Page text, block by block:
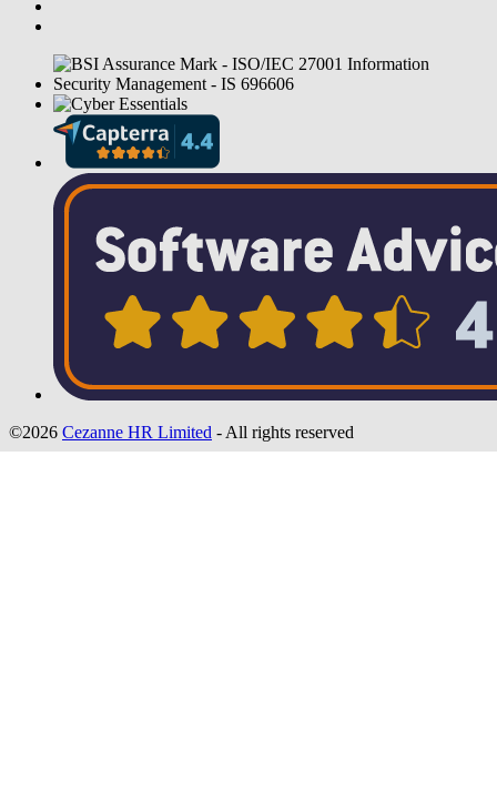
©2026 Cezanne HR Limited - All rights reserved